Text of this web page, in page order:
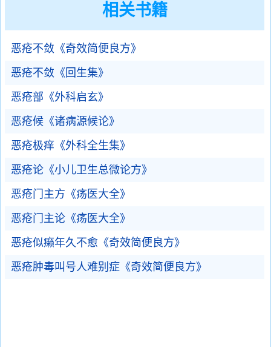
相关书籍
恶疮不敛《奇效简便良方》
恶疮不敛《回生集》
恶疮部《外科启玄》
恶疮候《诸病源候论》
恶疮极痒《外科全生集》
恶疮论《小儿卫生总微论方》
恶疮门主方《疡医大全》
恶疮门主论《疡医大全》
恶疮似癞年久不愈《奇效简便良方》
恶疮肿毒叫号人难别症《奇效简便良方》